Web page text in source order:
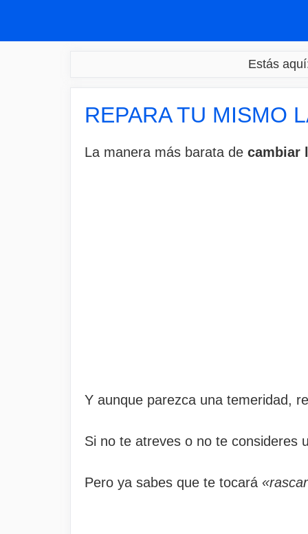
Estás
REPARA TU MISMO
La manera más barata de cambiar
Y aunque parezca una temeridad,
Si no te atreves o no te consideres
Pero ya sabes que te tocará